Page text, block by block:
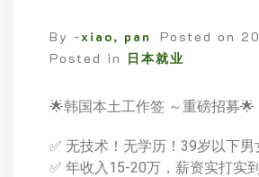
By -xiao, pan Posted on
Posted in 日本就业
🌟韩国本土工作签 ～重磅招募🌟
✅ 无技术！无学历！39岁以下男
✅ 年收入15-20万，薪资实打实